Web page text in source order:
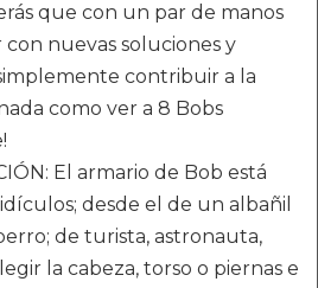
que con un par de manos
con nuevas soluciones y
contribuir a la
como ver a 8 Bobs
El armario de Bob está
desde el de un albañil
de turista, astronauta,
la cabeza, torso o piernas e